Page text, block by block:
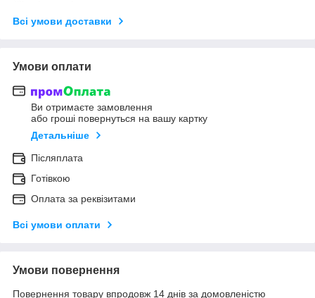
Всі умови доставки
Умови оплати
Ви отримаєте замовлення
або гроші повернуться на вашу картку
Детальніше
Післяплата
Готівкою
Оплата за реквізитами
Всі умови оплати
Умови повернення
Повернення товару впродовж 14 днів за домовленістю